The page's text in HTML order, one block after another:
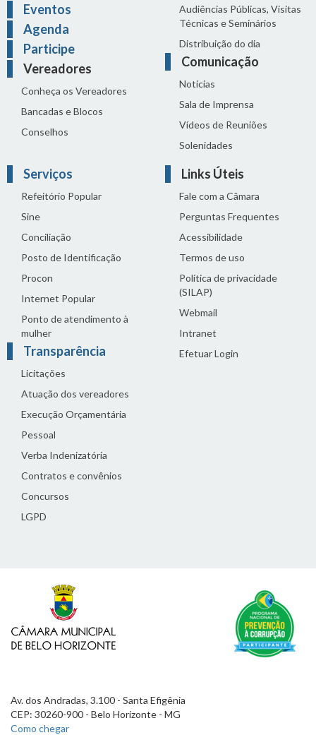
Eventos
Agenda
Participe
Vereadores
Conheça os Vereadores
Bancadas e Blocos
Conselhos
Audiências Públicas, Visitas
Técnicas e Seminários
Distribuição do dia
Comunicação
Notícias
Sala de Imprensa
Vídeos de Reuniões
Solenidades
Serviços
Refeitório Popular
Sine
Conciliação
Posto de Identificação
Procon
Internet Popular
Ponto de atendimento à
mulher
Transparência
Licitações
Atuação dos vereadores
Execução Orçamentária
Pessoal
Verba Indenizatória
Contratos e convênios
Concursos
LGPD
Links Úteis
Fale com a Câmara
Perguntas Frequentes
Acessibilidade
Termos de uso
Política de privacidade
(SILAP)
Webmail
Intranet
Efetuar Login
Av. dos Andradas, 3.100 - Santa Efigênia
CEP: 30260-900 - Belo Horizonte - MG
Como chegar